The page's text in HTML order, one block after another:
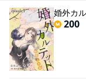
やかな毎日は不変的だ
も言えないオトナの恋
婚外カ
200